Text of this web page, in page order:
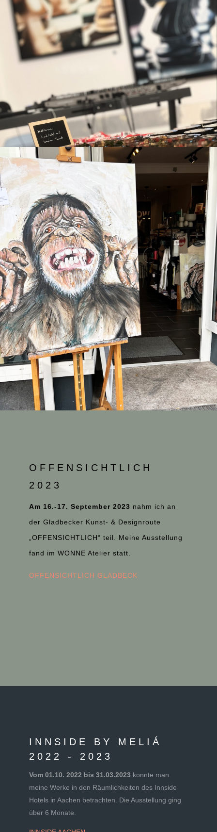
OFFENSICHTLICH
2023
Am 16.-17. September 2023 nahm ich an
der Gladbecker Kunst- & Designroute
„OFFENSICHTLICH“ teil. Meine Ausstellung
fand im WONNE Atelier statt.
OFFENSICHTLICH GLADBECK
INNSIDE BY MELIÁ
2022 - 2023
Vom 01.10. 2022 bis 31.03.2023 konnte man
meine Werke in den Räumlichkeiten des Innside
Hotels in Aachen betrachten. Die Ausstellung ging
über 6 Monate.